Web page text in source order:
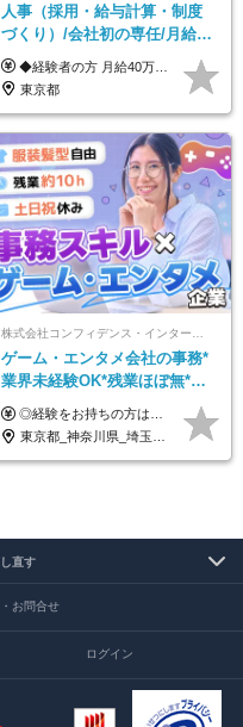
人事（採用・給与計算・制度
づくり）/会社初の専任/月給40
万円～可/残業10h/土日祝休み/
年休120日以上
◆経験者の方 月給40万円～65万円＋賞与年2回 【給与イメージ】 人事経験5年程度：月給45万円～ ◆未経験の方 月給35万円～65万円＋賞与年2回 ※経験・スキルを考慮のうえ、優遇いたします。 ※試用期間は3ヶ月です。期間中の給与・待遇に変更はありません。 ※上記月給には、固定残業代（月45時間分／8.8万円～16.5万円）を含みます。 ※固定残業時間を超過した場合は、超過分を別途全額支給いたします。 【固定残業代について】 固定残業45時間分（88,000円～165,000円）を含む ※超過分は別途全額支給
東京都
ゲーム・エンタメ会社の事務*
業界未経験OK*残業ほぼ無*土
日祝休み*服装髪型ネイル自由
*好きが活かせる☆
◎経験をお持ちの方は前職給与を考慮します！ 月給21万円～40万円＋残業代＋賞与 ＜評価は『総合評価』を採用＞ 当社では一人ひとりのスキルや貢献度に見合った『総合評価』を行っています。 担当者と定期的に面談を行うため「評価のポイント」や「今後の課題」なども明確。 評価の結果は昇給・賞与でしっかり反映いたします。
東京都_神奈川県_埼玉県_千葉県_大阪府_兵庫県_京都府_福岡県
直す
お問合せ
ログイン